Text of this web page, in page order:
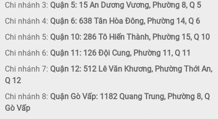
Chi nhánh 3: Quận 5: 15 An Dương Vương, Phường 8, Q 5
Chi nhánh 4: Quận 6: 638 Tân Hòa Đông, Phường 14, Q 6
Chi nhánh 5: Quận 10: 286 Tô Hiến Thành, Phường 15, Q 10
Chi nhánh 6: Quận 11: 126 Đội Cung, Phường 11, Q 11
Chi nhánh 7: Quận 12: 512 Lê Văn Khương, Phường Thới An,
Q 12
Chi nhánh 8: Quận Gò Vấp: 1182 Quang Trung, Phường 8, Q
Gò Vấp